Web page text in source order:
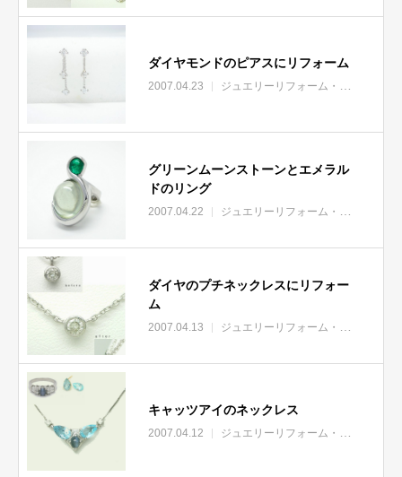
ダイヤモンドのピアスにリフォーム
2007.04.23 ジュエリーリフォーム・リモデル
グリーンムーンストーンとエメラル
ドのリング
2007.04.22 ジュエリーリフォーム・リモデル
ダイヤのプチネックレスにリフォー
ム
2007.04.13 ジュエリーリフォーム・リモデル
キャッツアイのネックレス
2007.04.12 ジュエリーリフォーム・リモデル